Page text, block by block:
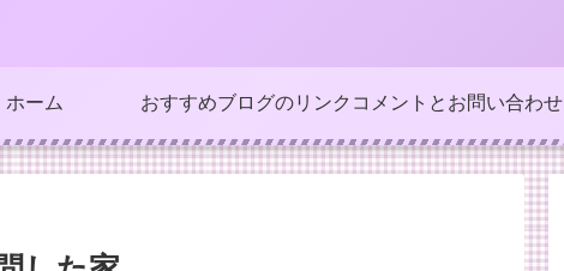
ホーム おすすめブログのリンク コメントとお問い合わせ